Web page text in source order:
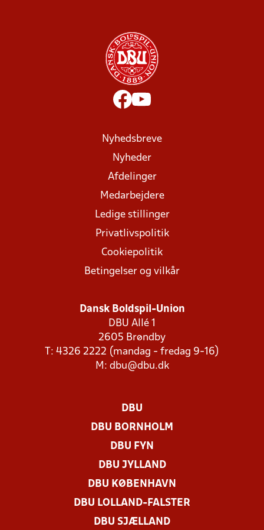
Nyhedsbreve
Nyheder
Afdelinger
Medarbejdere
Ledige stillinger
Privatlivspolitik
Cookiepolitik
Betingelser og vilkår
Dansk Boldspil-Union
DBU Allé 1
2605 Brøndby
T: 4326 2222 (mandag - fredag 9-16)
M: dbu@dbu.dk
DBU
DBU BORNHOLM
DBU FYN
DBU JYLLAND
DBU KØBENHAVN
DBU LOLLAND-FALSTER
DBU SJÆLLAND